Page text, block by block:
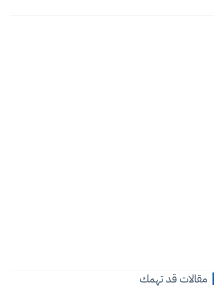
مقالات قد تهمك